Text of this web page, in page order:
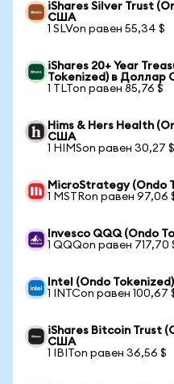
iShares Silver Trust
США
1 SLVon равен 55,34 $
iShares 20+ Year
Tokenized) в Доллар
1 TLTon равен 85,76 $
Hims & Hers Health
США
1 HIMSon равен 30,27 $
MicroStrategy (Ondo
1 MSTRon равен 97,06
Invesco QQQ (Ondo
1 QQQon равен 717,70
Intel (Ondo
1 INTCon равен 100,67
iShares Bitcoin Trust
США
1 IBITon равен 36,56 $